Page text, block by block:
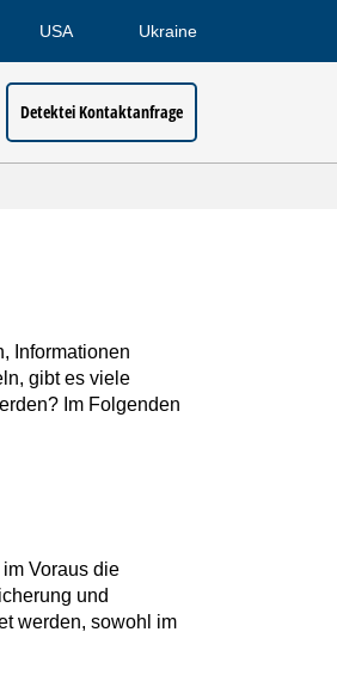
USA Ukraine
Detektei Kontaktanfrage
Informationen
gibt es viele
Im Folgenden
Voraus die
und
werden, sowohl im